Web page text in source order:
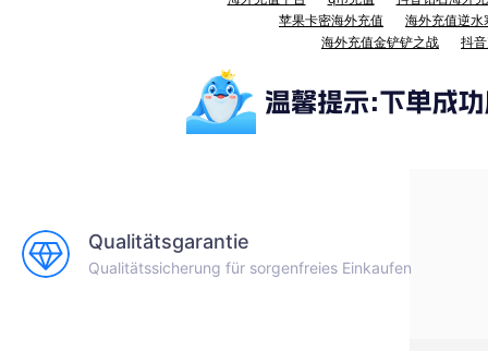
苹果卡密海外充值
海外充值逆水
海外充值金铲铲之战
抖
Qualitätsgarantie
Qualitätssicherung für sorgenfreies Einkaufen